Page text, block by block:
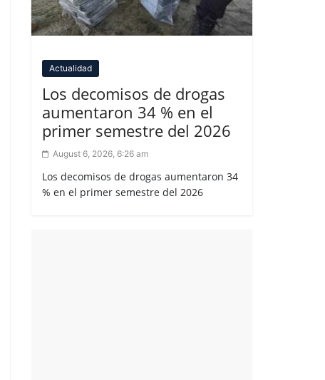
Actualidad
Los decomisos de drogas
aumentaron 34 % en el
primer semestre del 2026
August 6, 2026, 6:26 am
Los decomisos de drogas aumentaron 34
% en el primer semestre del 2026